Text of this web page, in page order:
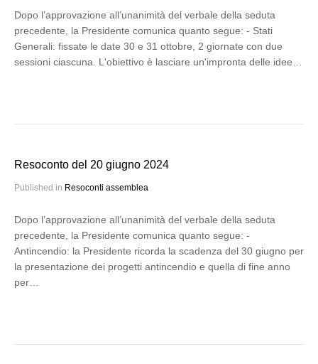
Dopo l’approvazione all’unanimità del verbale della seduta
precedente, la Presidente comunica quanto segue: - Stati
Generali: fissate le date 30 e 31 ottobre, 2 giornate con due
sessioni ciascuna. L'obiettivo è lasciare un'impronta delle idee…
Resoconto del 20 giugno 2024
Published in Resoconti assemblea
Dopo l’approvazione all’unanimità del verbale della seduta
precedente, la Presidente comunica quanto segue: -
Antincendio: la Presidente ricorda la scadenza del 30 giugno per
la presentazione dei progetti antincendio e quella di fine anno
per…